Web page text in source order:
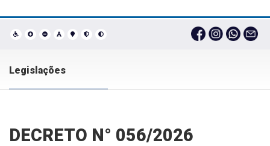
Legislações
DECRETO N° 056/2026